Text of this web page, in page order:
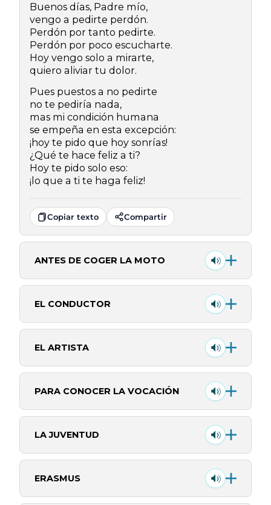
Buenos días, Padre mío,
vengo a pedirte perdón.
Perdón por tanto pedirte.
Perdón por poco escucharte.
Hoy vengo solo a mirarte,
quiero aliviar tu dolor.
Pues puestos a no pedirte
no te pediría nada,
mas mi condición humana
se empeña en esta excepción:
¡hoy te pido que hoy sonrías!
¿Qué te hace feliz a ti?
Hoy te pido solo eso:
¡lo que a ti te haga feliz!
Copiar texto Compartir
ANTES DE COGER LA MOTO
EL CONDUCTOR
EL ARTISTA
PARA CONOCER LA VOCACIÓN
LA JUVENTUD
ERASMUS